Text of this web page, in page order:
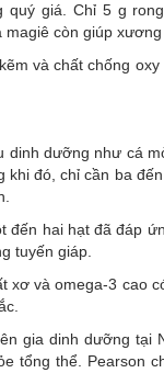
quý giá. Chỉ 5 g
còn giúp xương
và chất chống
dinh dưỡng như cá
khi đó, chỉ cần ba
đến hai hạt đã đáp
tuyến giáp.
xơ và omega-3 cao
gia dinh dưỡng
tổng thể. Pearson